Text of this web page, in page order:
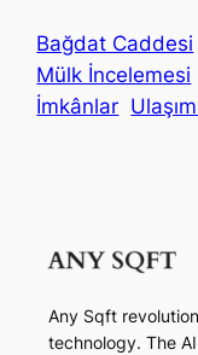
Bağdat Caddesi
Mülk İncelemesi
İmkânlar
Any Sqft
technology. The